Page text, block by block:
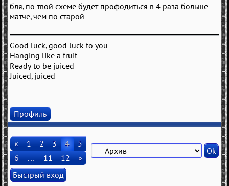
бля, по твой схеме будет профодиться в 4 раза больше
матче, чем по старой
Good luck, good luck to you
Hanging like a fruit
Ready to be juiced
Juiced, juiced
Профиль
« 1 2 3 4
5
6
… 11 12 »